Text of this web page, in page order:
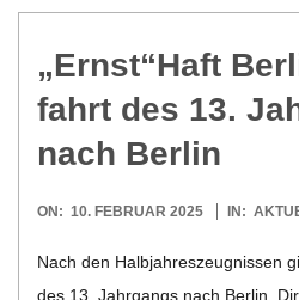
N
O
R
E
„Ernst“Haft
fahrt des 13.
nach Berlin
2025-
ON: 10. FEBRUAR 2025 IN:
Nach den Halb­jah­res­zeug­nis­sen
des 13. Jahr­gangs nach Ber­lin.